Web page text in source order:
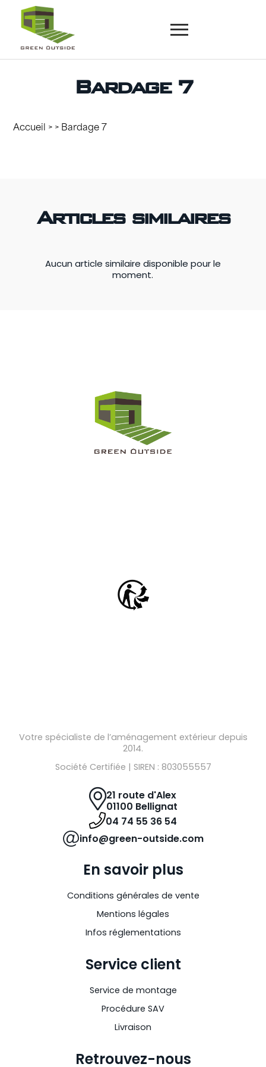
Bardage 7
Accueil > > Bardage 7
Articles similaires
Aucun article similaire disponible pour le
moment.
Votre spécialiste de l’aménagement extérieur depuis
2014.
Société Certifiée | SIREN : 803055557
21 route d'Alex
01100 Bellignat
04 74 55 36 54
info@green-outside.com
En savoir plus
Conditions générales de vente
Mentions légales
Infos réglementations
Service client
Service de montage
Procédure SAV
Livraison
Retrouvez-nous